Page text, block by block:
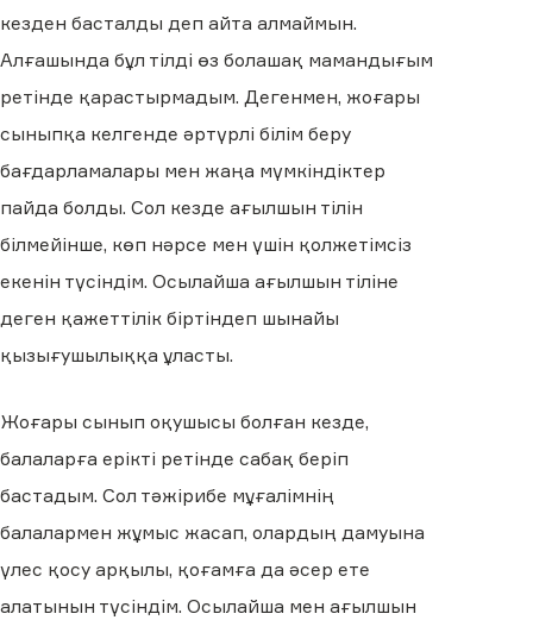
кезден басталды деп айта алмаймын.
Алғашында бұл тілді өз болашақ мамандығым
ретінде қарастырмадым. Дегенмен, жоғары
сыныпқа келгенде әртүрлі білім беру
бағдарламалары мен жаңа мүмкіндіктер
пайда болды. Сол кезде ағылшын тілін
білмейінше, көп нәрсе мен үшін қолжетімсіз
екенін түсіндім. Осылайша ағылшын тіліне
деген қажеттілік біртіндеп шынайы
қызығушылыққа ұласты.
Жоғары сынып оқушысы болған кезде,
балаларға ерікті ретінде сабақ беріп
бастадым. Сол тәжірибе мұғалімнің
балалармен жұмыс жасап, олардың дамуына
үлес қосу арқылы, қоғамға да әсер ете
алатынын түсіндім. Осылайша мен ағылшын